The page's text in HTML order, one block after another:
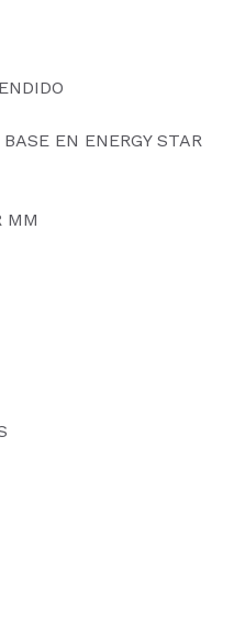
EN ENERGY STAR
MM